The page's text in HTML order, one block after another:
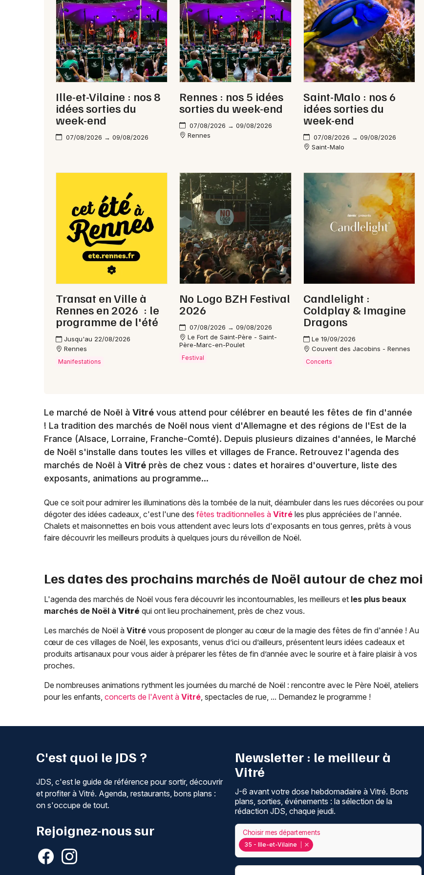
Newsletter des sorties
Artistes en tournée
Actus à Vitré
Magazine à Vitré
35 - Ille-et-Vilaine
Choisir mes départements
Mon email
Ille-et-Vilaine : nos 8
idées sorties du
week-end
07/08/2026 → 09/08/2026
Rennes : nos 5 idées
sorties du week-end
07/08/2026 → 09/08/2026
Rennes
Saint-Malo : nos 6
idées sorties du
week-end
07/08/2026 → 09/08/2026
Saint-Malo
Transat en Ville à
Rennes en 2026 : le
programme de l'été
Jusqu'au 22/08/2026
Rennes
Manifestations
No Logo BZH Festival
2026
07/08/2026 → 09/08/2026
Le Fort de Saint-Père - Saint-
Père-Marc-en-Poulet
Festival
Candlelight :
Coldplay & Imagine
Dragons
Le 19/09/2026
Couvent des Jacobins - Rennes
Concerts
Le marché de Noël à Vitré vous attend pour célébrer en beauté les fêtes de fin d'année
! La tradition des marchés de Noël nous vient d'Allemagne et des régions de l'Est de la
France (Alsace, Lorraine, Franche-Comté). Depuis plusieurs dizaines d'années, le Marché
de Noël s'installe dans toutes les villes et villages de France. Retrouvez l'agenda des
marchés de Noël à Vitré près de chez vous : dates et horaires d'ouverture, liste des
exposants, animations au programme...
Que ce soit pour admirer les illuminations dès la tombée de la nuit, déambuler dans les rues décorées ou pour
dégoter des idées cadeaux, c'est l'une des fêtes traditionnelles à Vitré les plus appréciées de l'année.
Chalets et maisonnettes en bois vous attendent avec leurs lots d'exposants en tous genres, prêts à vous
faire découvrir les meilleurs produits à quelques jours du réveillon de Noël.
Les dates des prochains marchés de Noël autour de chez moi
L'agenda des marchés de Noël vous fera découvrir les incontournables, les meilleurs et les plus beaux
marchés de Noël à Vitré qui ont lieu prochainement, près de chez vous.
Les marchés de Noël à Vitré vous proposent de plonger au cœur de la magie des fêtes de fin d'année ! Au
cœur de ces villages de Noël, les exposants, venus d’ici ou d’ailleurs, présentent leurs idées cadeaux et
produits artisanaux pour vous aider à préparer les fêtes de fin d’année avec le sourire et à faire plaisir à vos
proches.
De nombreuses animations rythment les journées du marché de Noël : rencontre avec le Père Noël, ateliers
pour les enfants, concerts de l'Avent à Vitré, spectacles de rue, ... Demandez le programme !
C'est quoi le JDS ?
JDS, c'est le guide de référence pour sortir, découvrir
et profiter à Vitré. Agenda, restaurants, bons plans :
on s'occupe de tout.
Rejoignez-nous sur
Newsletter : le meilleur à
Vitré
J-6 avant votre dose hebdomadaire à Vitré. Bons
plans, sorties, événements : la sélection de la
rédaction JDS, chaque jeudi.
35 - Ille-et-Vilaine
Choisir mes départements